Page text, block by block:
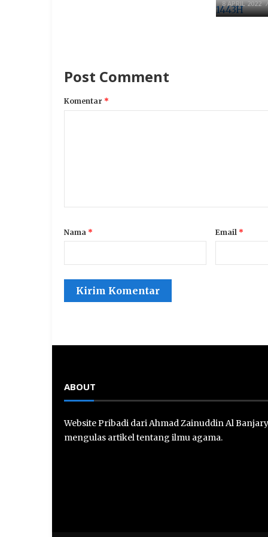
8 APRIL 2022
Post Comment
Komentar *
Nama * Email *
ABOUT
Website Pribadi dari Ahmad Zainuddin Al Banjary
mengulas artikel tentang ilmu agama.